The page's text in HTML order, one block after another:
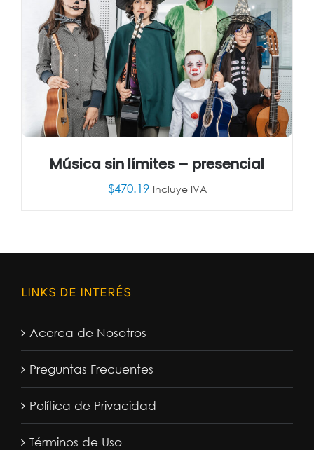
Música sin límites – presencial
$470.19 Incluye IVA
LINKS DE INTERÉS
Acerca de Nosotros
Preguntas Frecuentes
Política de Privacidad
Términos de Uso